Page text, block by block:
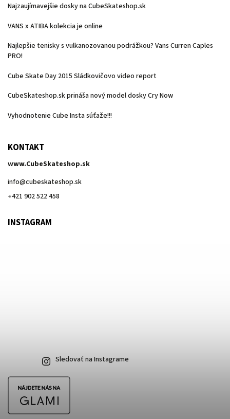
Najzaujímavejšie dosky na CubeSkateshop.sk
VANS x ATIBA kolekcia je online
Najlepšie tenisky s vulkanozovanou podrážkou? Vans Curren Caples
PRO!
Cube Skate Day 2015 Sládkovičovo video report
CubeSkateshop.sk prináša nový model dosky Cry Now
Vyhodnotenie Cube Insta súťaže!!!
KONTAKT
www.CubeSkateshop.sk
info@cubeskateshop.sk
+421 902 522 458
INSTAGRAM
Sledovať na Instagrame